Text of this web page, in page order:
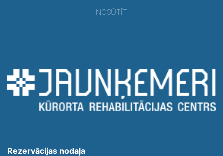
NOSŪTĪT
Rezervācijas nodaļa